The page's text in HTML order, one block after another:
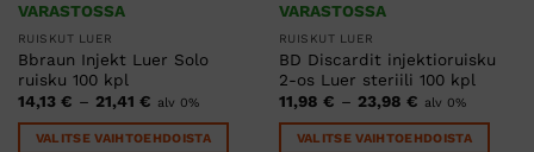
VARASTOSSA
RUISKUT LUER
Bbraun Injekt Luer Solo
ruisku 100 kpl
14,13 € – 21,41 €Hintaluokka:
-
21,41 €
alv 0%
VALITSE VAIHTOEHDOISTA
VARASTOSSA
RUISKUT LUER
BD Discardit injektioruisku
2-os Luer steriili 100 kpl
11,98 € – 23,98 €Hintaluokka:
-
23,98 €
alv 0%
VALITSE VAIHTOEHDOISTA